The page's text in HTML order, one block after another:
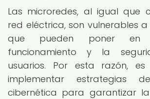
Las microredes, al igual que
red eléctrica, son vulnerables
que pueden poner en
funcionamiento y la
usuarios. Por esta razón, es
implementar estrategias
cibernética para garantizar